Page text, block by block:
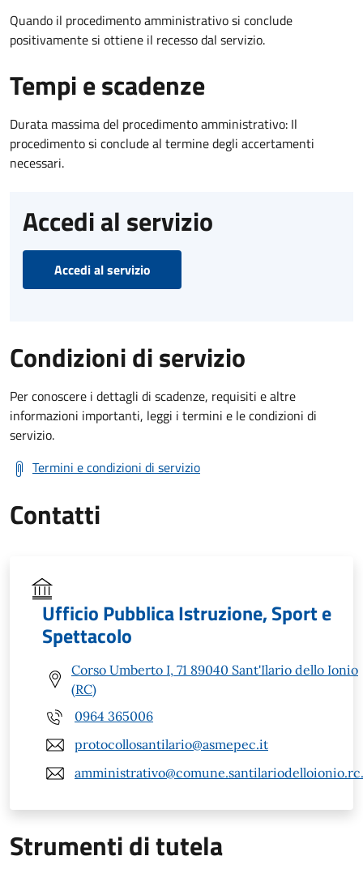
Quando il procedimento amministrativo si conclude
positivamente si ottiene il recesso dal servizio.
Tempi e scadenze
Durata massima del procedimento amministrativo: Il
procedimento si conclude al termine degli accertamenti
necessari.
Accedi al servizio
Accedi al servizio
Condizioni di servizio
Per conoscere i dettagli di scadenze, requisiti e altre
informazioni importanti, leggi i termini e le condizioni di
servizio.
Termini e condizioni di servizio
Contatti
Ufficio Pubblica Istruzione, Sport e
Spettacolo
Corso Umberto I, 71 89040 Sant'Ilario dello Ionio
(RC)
0964 365006
protocollosantilario@asmepec.it
Strumenti di tutela